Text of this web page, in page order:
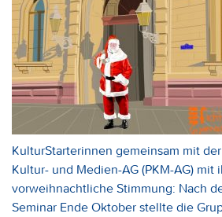
KulturStarterinnen gemeinsam mit
Kultur- und Medien-AG (PKM-AG) mit
vorweihnachtliche Stimmung: Nach
Seminar Ende Oktober stellte die